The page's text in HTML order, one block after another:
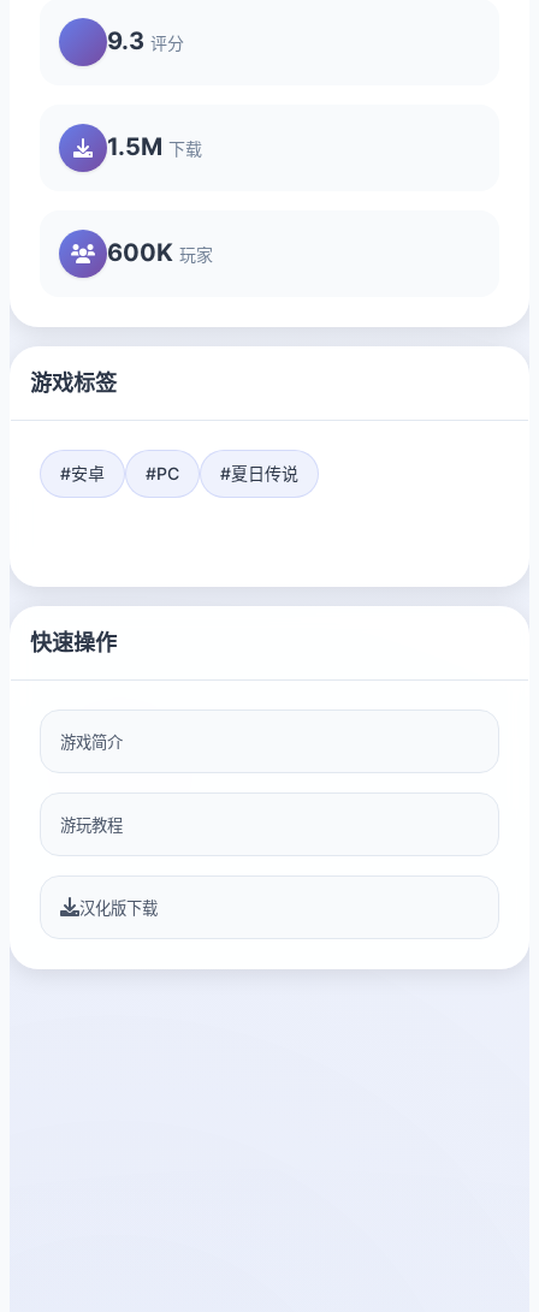
9.3 评分
1.5M 下载
600K 玩家
游戏标签
#安卓 #PC #夏日传说
快速操作
游戏简介
游玩教程
汉化版下载